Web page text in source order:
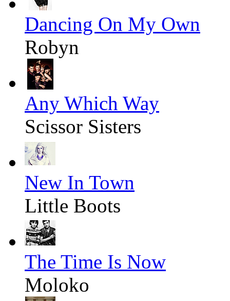
Dancing On My Own
Robyn
Any Which Way
Scissor Sisters
New In Town
Little Boots
The Time Is Now
Moloko